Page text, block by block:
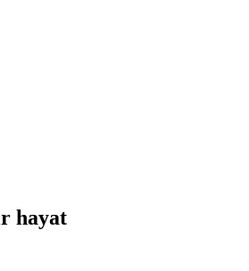
hayat